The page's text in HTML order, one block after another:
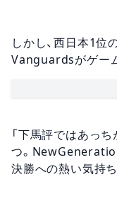
しかし、西日本1
Vanguardsがゲー
「下馬評ではあっ
つ。
決勝への熱い気持